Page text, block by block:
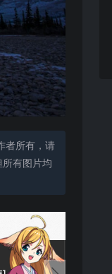
者所有，请
有图片均